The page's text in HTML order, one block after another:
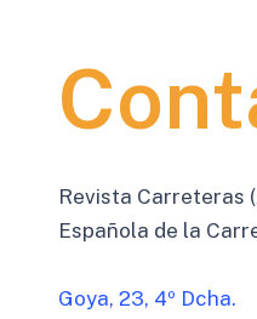
Revista Carreteras
Española de la
Goya, 23, 4º Dcha.